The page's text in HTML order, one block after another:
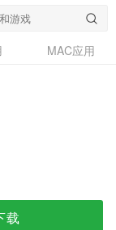
MAC应用
载